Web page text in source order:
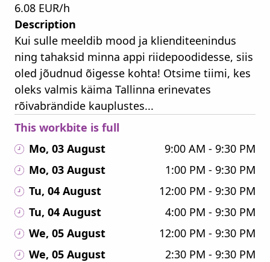
6.08 EUR/h
Description
Kui sulle meeldib mood ja klienditeenindus
ning tahaksid minna appi riidepoodidesse, siis
oled jõudnud õigesse kohta! Otsime tiimi, kes
oleks valmis käima Tallinna erinevates
rõivabrändide kauplustes...
This workbite is full
Mo, 03 August
9:00 AM - 9:30 PM
Mo, 03 August
1:00 PM - 9:30 PM
Tu, 04 August
12:00 PM - 9:30 PM
Tu, 04 August
4:00 PM - 9:30 PM
We, 05 August
12:00 PM - 9:30 PM
We, 05 August
2:30 PM - 9:30 PM